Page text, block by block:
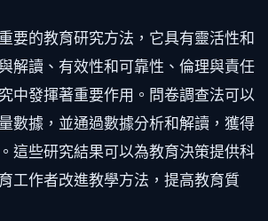
要的教育研究方法，它具有靈活性和
解讀、有效性和可靠性、倫理與責任
中發揮著重要作用。問卷調查法可以
數據，並通過數據分析和解讀，獲得
這些研究結果可以為教育決策提供科
工作者改進教學方法，提高教育質